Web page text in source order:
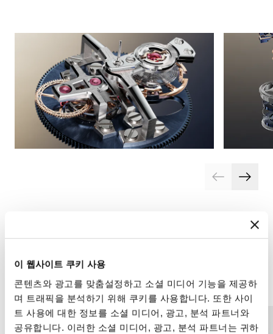
이 웹사이트 쿠키 사용
콘텐츠와 광고를 맞춤설정하고 소셜 미디어 기능을 제공하
며 트래픽을 분석하기 위해 쿠키를 사용합니다. 또한 사이
트 사용에 대한 정보를 소셜 미디어, 광고, 분석 파트너와
공유합니다. 이러한 소셜 미디어, 광고, 분석 파트너는 귀하
컴플리케이션예술 공예